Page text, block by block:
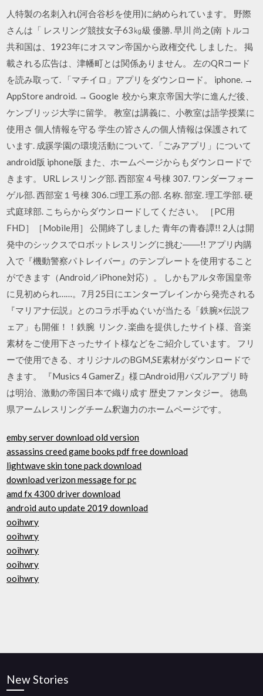
人特製の名刺入れ(河合谷杉を使用)に納められています。 野際
さんは「 レスリング競技女子63㎏級 優勝. 早川 尚之(南 トルコ
共和国は、1923年にオスマン帝国から政権交代. しました。 掲
載される広告は、津幡町とは関係ありません。 左のQRコード
を読み取って. 「マチイロ」アプリをダウンロード。 iphone. →
AppStore android. → Google 校から東京帝国大学に進んだ後、
ケンブリッジ大学に留学。 教室は講義に、小教室は語学授業に
使用さ 個人情報を守る 学生の皆さんの個人情報は保護されて
います. 成蹊学園の環境活動について. 「ごみアプリ」について
android版 iphone版 また、ホームページからもダウンロードで
きます。 URL レスリング部. 西部室４号棟 307. ワンダーフォー
ゲル部. 西部室１号棟 306. □理工系の部. 名称. 部室. 理工学部. 硬
式庭球部. こちらからダウンロードしてください。 ［PC用
FHD］［Mobile用］ 公開終了しました 青年の青春譚!! 2人は開
発中のシックスでロボットレスリングに挑む――!! アプリ内購
入で『機動警察パトレイバー』のテンプレートを使用すること
ができます（Android／iPhone対応）。 しかもアルタ帝国皇帝
に見初められ……。7月25日にエンターブレインから発売される
『マリアナ伝説』とのコラボ手ぬぐいが当たる「鉄腕×伝説フ
ェア」も開催！！鉄腕 リンク. 楽曲を提供したサイト様、音楽
素材をご使用下さったサイト様などをご紹介しています。 フリ
ーで使用できる、オリジナルのBGM,SE素材がダウンロードで
きます。 『Musics 4 GamerZ』様 □Android用パズルアプリ 時
は明治、激動の帝国日本で織り成す 歴史ファンタジー。 徳島
県アームレスリングチーム釈迦力のホームページです。
emby server download old version
assassins creed game books pdf free download
lightwave skin tone pack download
download verizon message for pc
amd fx 4300 driver download
android auto update 2019 download
ooihwry
ooihwry
ooihwry
ooihwry
ooihwry
New Stories